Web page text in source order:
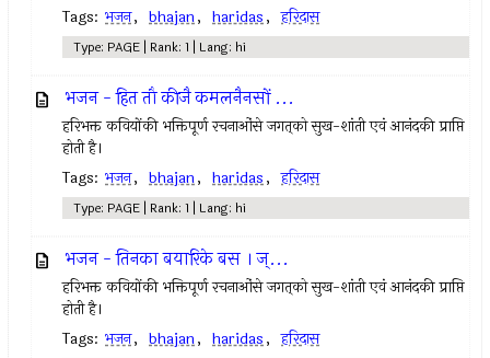
Tags: भजन, bhajan, haridas, हरिदास
Type: PAGE | Rank: 1 | Lang: hi
भजन - हित तौ कीजै कमलनैनसों ...
हरिभक्त कवियोंकी भक्तिपूर्ण रचनाओंसे जगत्‌को सुख-शांती एवं आनंदकी प्राप्ति
होती है।
Tags: भजन, bhajan, haridas, हरिदास
Type: PAGE | Rank: 1 | Lang: hi
भजन - तिनका बयारिके बस । ज्...
हरिभक्त कवियोंकी भक्तिपूर्ण रचनाओंसे जगत्‌को सुख-शांती एवं आनंदकी प्राप्ति
होती है।
Tags: भजन, bhajan, haridas, हरिदास